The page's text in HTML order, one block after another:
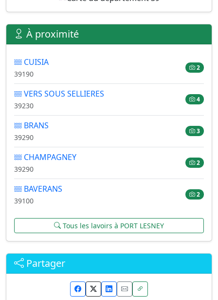
À proximité
CUISIA
39190
2
VERS SOUS SELLIERES
39230
4
BRANS
39290
3
CHAMPAGNEY
39290
2
BAVERANS
39100
2
Tous les lavoirs à PORT LESNEY
Partager